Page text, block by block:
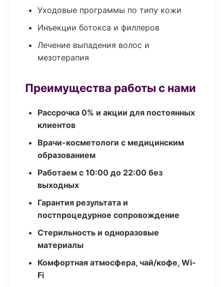
Уходовые программы по типу кожи
Инъекции ботокса и филлеров
Лечение выпадения волос и
мезотерапия
Преимущества работы с нами
Рассрочка 0% и акции для постоянных
клиентов
Врачи-косметологи с медицинским
образованием
Работаем с 10:00 до 22:00 без
выходных
Гарантия результата и
постпроцедурное сопровождение
Стерильность и одноразовые
материалы
Комфортная атмосфера, чай/кофе, Wi-
Fi